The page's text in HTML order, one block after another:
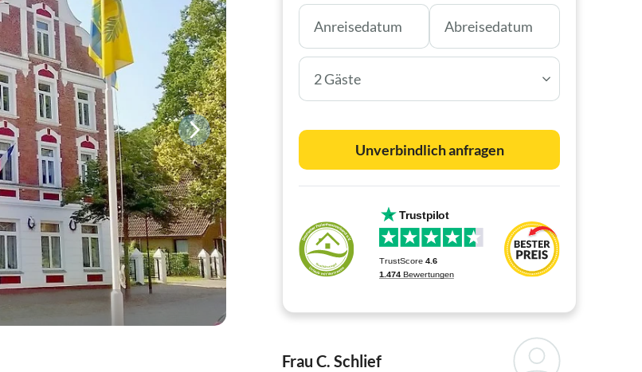
2 Gäste
Unverbindlich anfragen
Frau C. Schlief